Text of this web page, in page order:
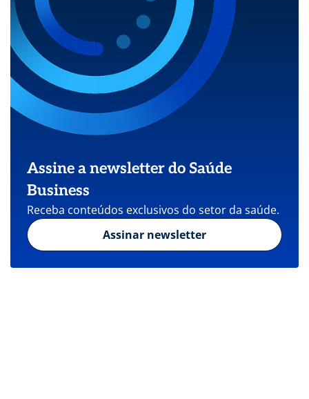
Assine a newsletter do Saúde
Business
Receba conteúdos exclusivos do setor da saúde.
Assinar newsletter